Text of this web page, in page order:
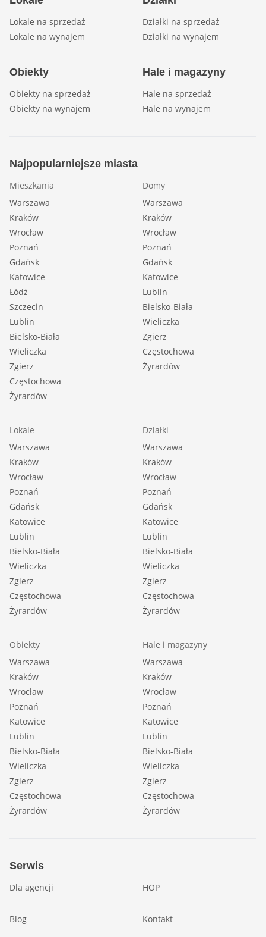
Lokale na sprzedaż
Lokale na wynajem
Działki na sprzedaż
Działki na wynajem
Obiekty
Obiekty na sprzedaż
Obiekty na wynajem
Hale i magazyny
Hale na sprzedaż
Hale na wynajem
Najpopularniejsze miasta
Mieszkania
Warszawa
Kraków
Wrocław
Poznań
Gdańsk
Katowice
Łódź
Szczecin
Lublin
Bielsko-Biała
Wieliczka
Zgierz
Częstochowa
Żyrardów
Domy
Warszawa
Kraków
Wrocław
Poznań
Gdańsk
Katowice
Lublin
Bielsko-Biała
Wieliczka
Zgierz
Częstochowa
Żyrardów
Lokale
Warszawa
Kraków
Wrocław
Poznań
Gdańsk
Katowice
Lublin
Bielsko-Biała
Wieliczka
Zgierz
Częstochowa
Żyrardów
Działki
Warszawa
Kraków
Wrocław
Poznań
Gdańsk
Katowice
Lublin
Bielsko-Biała
Wieliczka
Zgierz
Częstochowa
Żyrardów
Obiekty
Warszawa
Kraków
Wrocław
Poznań
Katowice
Lublin
Bielsko-Biała
Wieliczka
Zgierz
Częstochowa
Żyrardów
Hale i magazyny
Warszawa
Kraków
Wrocław
Poznań
Katowice
Lublin
Bielsko-Biała
Wieliczka
Zgierz
Częstochowa
Żyrardów
Serwis
Dla agencji HOP
Blog Kontakt